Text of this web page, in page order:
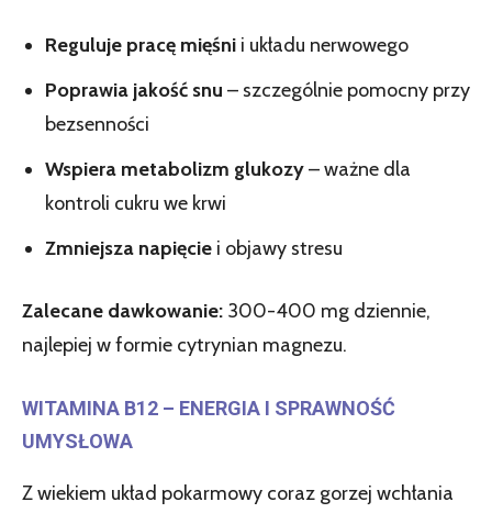
Reguluje pracę mięśni i układu nerwowego
Poprawia jakość snu – szczególnie pomocny przy
bezsenności
Wspiera metabolizm glukozy– ważne dla
kontroli cukru we krwi
Zmniejsza napięcie i objawy stresu
Zalecane dawkowanie: 300-400 mg dziennie,
najlepiej w formie cytrynian magnezu.
WITAMINA B12 – ENERGIA I SPRAWNOŚĆ
UMYSŁOWA
Z wiekiem układ pokarmowy coraz gorzej wchłania